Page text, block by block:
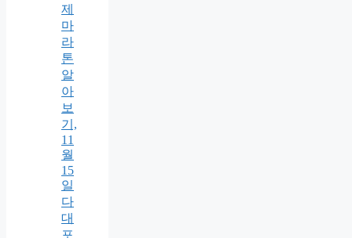
제
마
라
톤
알
아
보
기,
11
월
15
일
다
대
포